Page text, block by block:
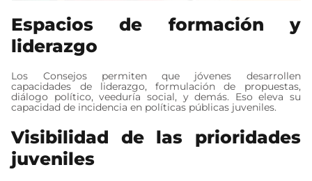
Espacios de formación y
liderazgo
Los Consejos permiten que jóvenes desarrollen
capacidades de liderazgo, formulación de propuestas,
diálogo político, veeduría social, y demás. Eso eleva su
capacidad de incidencia en políticas públicas juveniles.
Visibilidad de las prioridades
juveniles